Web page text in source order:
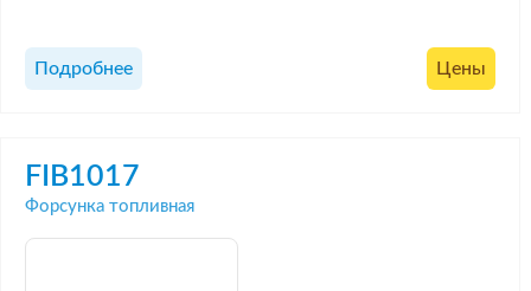
Подробнее Цены
FIB1017
Форсунка топливная